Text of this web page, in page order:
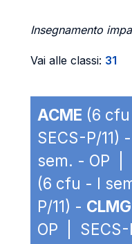
Insegnamento
Vai alle classi: 31
ACME (6
SECS-P/11) -
sem. - OP |
(6 cfu - I
P/11) - CLMG
OP | SECS-